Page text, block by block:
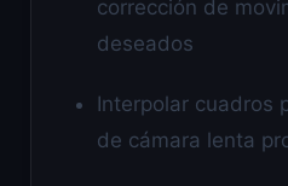
corrección de
deseados
Interpolar cuadros
de cámara lenta